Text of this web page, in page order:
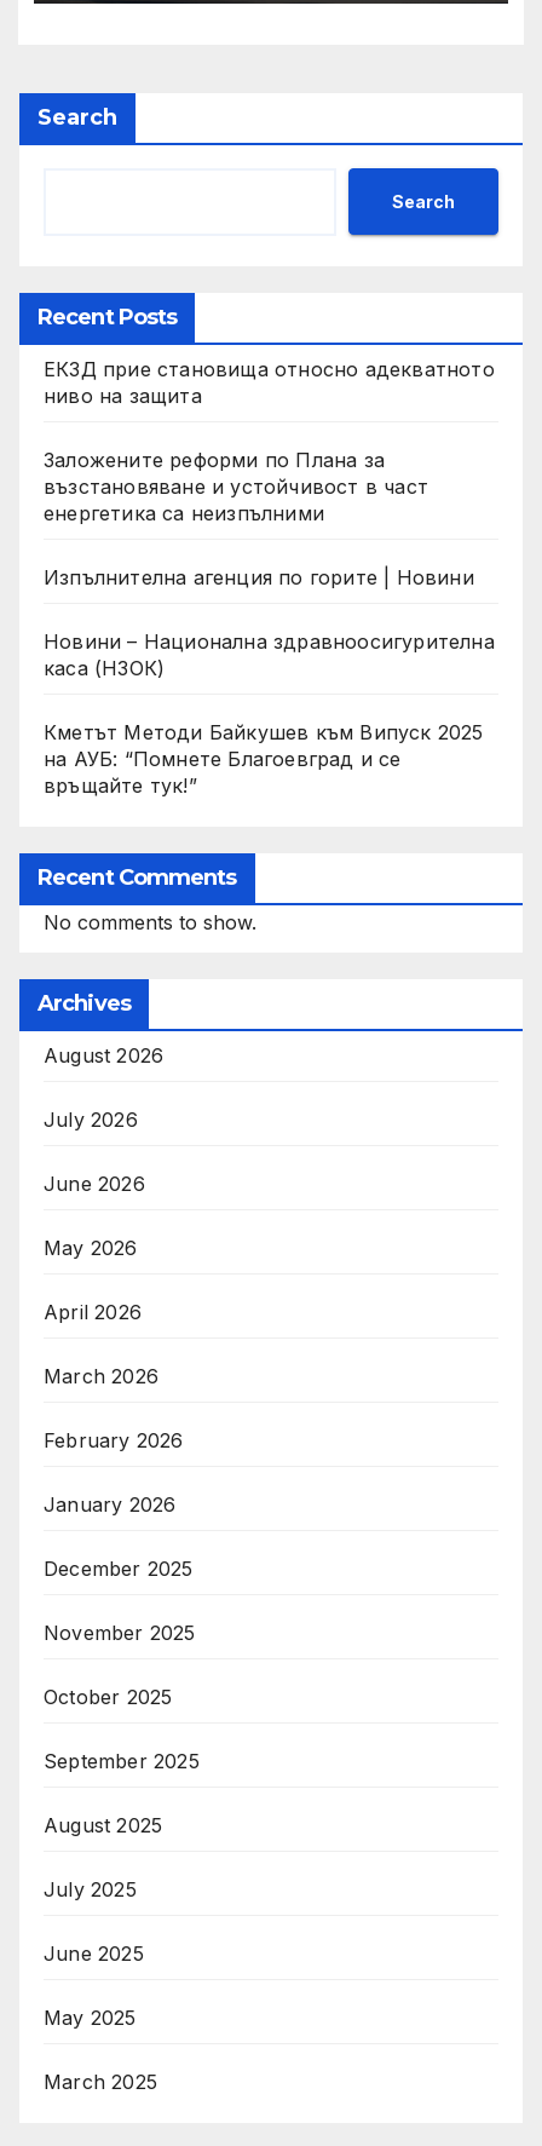
Search
Search
Recent Posts
ЕКЗД прие становища относно адекватното
ниво на защита
Заложените реформи по Плана за
възстановяване и устойчивост в част
енергетика са неизпълними
Изпълнителна агенция по горите | Новини
Новини – Национална здравноосигурителна
каса (НЗОК)
Кметът Методи Байкушев към Випуск 2025
на АУБ: “Помнете Благоевград и се
връщайте тук!”
Recent Comments
No comments to show.
Archives
August 2026
July 2026
June 2026
May 2026
April 2026
March 2026
February 2026
January 2026
December 2025
November 2025
October 2025
September 2025
August 2025
July 2025
June 2025
May 2025
March 2025